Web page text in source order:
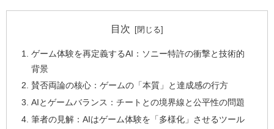
目次
ゲーム体験を再定義するAI：ソニー特許の衝撃と技術的
背景
賛否両論の核心：ゲームの「本質」と達成感の行方
AIとゲームバランス：チートとの境界線と公平性の問題
筆者の見解：AIはゲーム体験を「多様化」させるツール